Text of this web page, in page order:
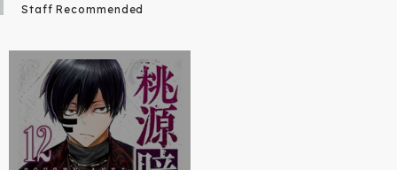
Staff Recommended